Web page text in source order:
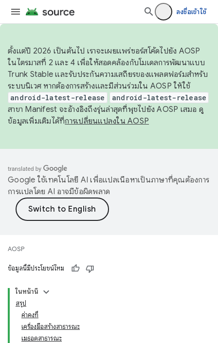
ลงชื่อเข้าใช้
ตั้งแต่ปี 2026 เป็นต้นไป เราจะเผยแพร่ซอร์สโค้ดไปยัง AOSP
ในไตรมาสที่ 2 และ 4 เพื่อให้สอดคล้องกับโมเดลการพัฒนาแบบ
Trunk Stable และรับประกันความเสถียรของแพลตฟอร์มสำหรับ
ระบบนิเวศ หากต้องการสร้างและมีส่วนร่วมใน AOSP ให้ใช้
android-latest-release android-latest-release
สาขา Manifest จะอ้างอิงถึงรุ่นล่าสุดที่พุชไปยัง AOSP เสมอ ดู
ข้อมูลเพิ่มเติมได้ที่การเปลี่ยนแปลงใน AOSP
Google ใช้เทคโนโลยี AI เพื่อแปลเนื้อหาเป็นภาษาที่คุณต้องการ
การแปลโดย AI อาจมีข้อผิดพลาด
AOSP
ข้อมูลนี้มีประโยชน์ไหม
ในหน้านี้
สรุป
ค่าคงที่
เครื่องมือสร้างสาธารณะ
เมธอดสาธารณะ